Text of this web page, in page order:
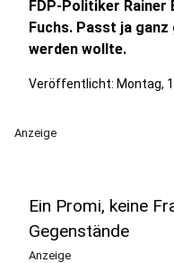
FDP-Politiker
Fuchs. Passt ja
werden wollte.
Veröffentlicht: Montag,
Anzeige
Ein Promi, keine
Gegenstände
Anzeige